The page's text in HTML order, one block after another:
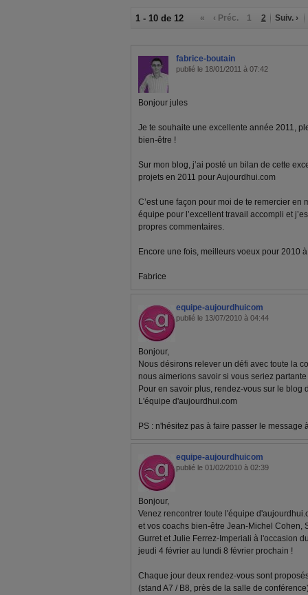
1 - 10 de 12 « ‹ Préc. 1 2 Suiv. ›
fabrice-boutain
publié le 18/01/2011 à 07:42
Bonjour jules
Je te souhaite une excellente année 2011,
bien-être !
Sur mon blog, j’ai posté un bilan de cette
projets en 2011 pour Aujourdhui.com
C’est une façon pour moi de te remercier en
équipe pour l’excellent travail accompli et
propres commentaires.
Encore une fois, meilleurs voeux pour 2010
Fabrice
equipe-aujourdhuicom
publié le 13/07/2010 à 04:44
Bonjour,
Nous désirons relever un défi avec toute la
nous aimerions savoir si vous seriez
Pour en savoir plus, rendez-vous sur le blog
L'équipe d'aujourdhui.com
PS : n'hésitez pas à faire passer le message
equipe-aujourdhuicom
publié le 01/02/2010 à 02:39
Bonjour,
Venez rencontrer toute l'équipe
et vos coachs bien-être Jean-Michel Cohen,
Gurret et Julie Ferrez-Imperiali à l'occasion
jeudi 4 février au lundi 8 février prochain !
Chaque jour deux rendez-vous sont
(stand A7 / B8, près de la salle de